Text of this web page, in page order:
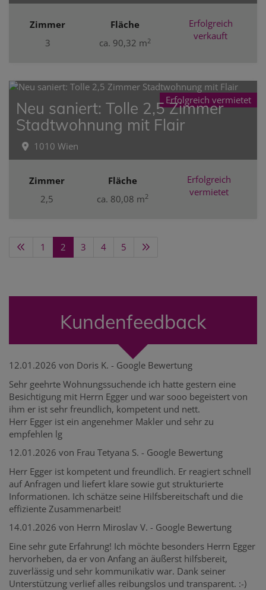
Zimmer
3
Fläche
ca. 90,32 m2
Erfolgreich
verkauft
Erfolgreich vermietet
Neu saniert: Tolle 2,5 Zimmer
Stadtwohnung mit Flair
1010 Wien
Zimmer
2,5
Fläche
ca. 80,08 m2
Erfolgreich
vermietet
1 2 3 4 5
Kundenfeedback
12.01.2026 von Doris K. - Google Bewertung
Sehr geehrte Wohnungssuchende ich hatte gestern eine
Besichtigung mit Herrn Egger und war sooo begeistert von
ihm er ist sehr freundlich, kompetent und nett.
Herr Egger ist ein angenehmer Makler und sehr zu
empfehlen lg
12.01.2026 von Frau Tetyana S. - Google Bewertung
Herr Egger ist kompetent und freundlich. Er reagiert schnell
auf Anfragen und liefert klare sowie gut strukturierte
Informationen. Ich schätze seine Hilfsbereitschaft und die
effiziente Zusammenarbeit!
14.01.2026 von Herrn Miroslav V. - Google Bewertung
Eine sehr gute Erfahrung! Ich möchte besonders Herrn Egger
hervorheben, da er von Anfang an äußerst hilfsbereit,
zuverlässig und sehr kommunikativ war. Dank seiner
Unterstützung verlief alles reibungslos und transparent. :-)